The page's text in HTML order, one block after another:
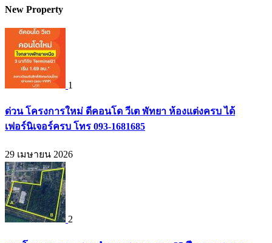
New Property
1
ด่วน โครงการใหม่ ดีคอนโด วีเต พัทยา ห้องแต่งครบ ได้
เฟอร์นิเจอร์ครบ โทร 093-1681685
29 เมษายน 2026
2